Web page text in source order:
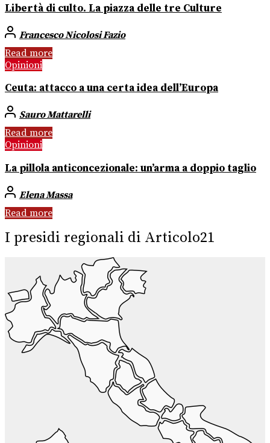
Libertà di culto. La piazza delle tre Culture
Francesco Nicolosi Fazio
Read more
Opinioni
Ceuta: attacco a una certa idea dell’Europa
Sauro Mattarelli
Read more
Opinioni
La pillola anticoncezionale: un’arma a doppio taglio
Elena Massa
Read more
I presidi regionali di Articolo21